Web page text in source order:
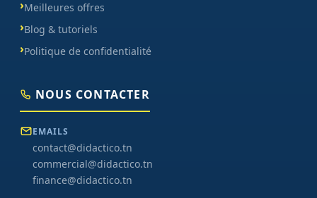
Meilleures offres
Blog & tutoriels
Politique de confidentialité
NOUS CONTACTER
EMAILS
contact@didactico.tn
commercial@didactico.tn
finance@didactico.tn